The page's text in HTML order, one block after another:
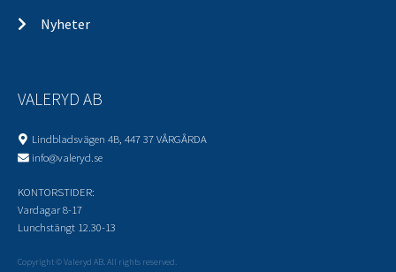
Nyheter
VALERYD AB
Lindbladsvägen 4B, 447 37 VÅRGÅRDA
info@valeryd.se
KONTORSTIDER:
Vardagar 8-17
Lunchstängt 12.30-13
Copyright © Valeryd AB. All rights reserved.